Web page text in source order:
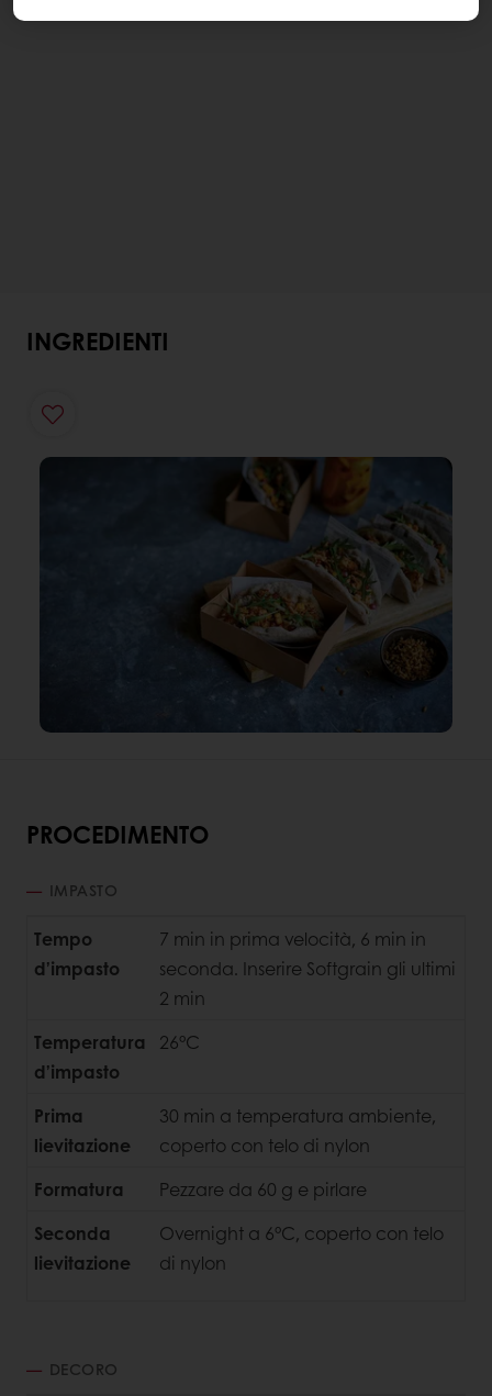
INGREDIENTI
PROCEDIMENTO
IMPASTO
Tempo
d’impasto
7 min in prima velocità, 6 min in
seconda. Inserire Softgrain gli ultimi
2 min
Temperatura
d’impasto
26°C
Prima
lievitazione
30 min a temperatura ambiente,
coperto con telo di nylon
Formatura
Pezzare da 60 g e pirlare
Seconda
lievitazione
Overnight a 6°C, coperto con telo
di nylon
DECORO